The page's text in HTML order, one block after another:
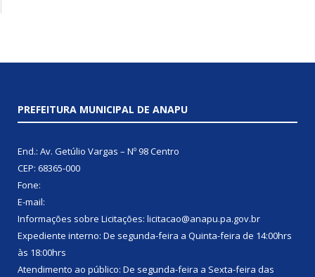
PREFEITURA MUNICIPAL DE ANAPU
End.: Av. Getúlio Vargas – Nº 98 Centro
CEP: 68365-000
Fone:
E-mail:
Informações sobre Licitações: licitacao@anapu.pa.gov.br
Expediente interno: De segunda-feira a Quinta-feira de 14:00hrs
às 18:00hrs
Atendimento ao público: De segunda-feira a Sexta-feira das